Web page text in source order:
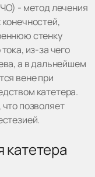
- метод лечения
стенку
из-за чего
а в дальнейшем
вене при
катетера.
позволяет
катетера